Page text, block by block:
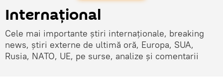
Internaţional
Cele mai importante știri internaționale, breaking
news, știri externe de ultimă oră, Europa, SUA,
Rusia, NATO, UE, pe surse, analize și comentarii